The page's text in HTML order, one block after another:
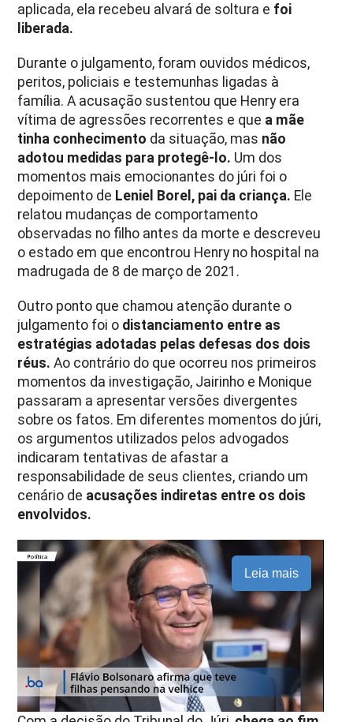
aplicada, ela recebeu alvará de soltura e foi
liberada.
Durante o julgamento, foram ouvidos médicos,
peritos, policiais e testemunhas ligadas à
família. A acusação sustentou que Henry era
vítima de agressões recorrentes e que a mãe
tinha conhecimento da situação, mas não
adotou medidas para protegê-lo. Um dos
momentos mais emocionantes do júri foi o
depoimento de Leniel Borel , pai da criança. Ele
relatou mudanças de comportamento
observadas no filho antes da morte e descreveu
o estado em que encontrou Henry no hospital na
madrugada de 8 de março de 2021.
Outro ponto que chamou atenção durante o
julgamento foi o distanciamento entre as
estratégias adotadas pelas defesas dos dois
réus. Ao contrário do que ocorreu nos primeiros
momentos da investigação, Jairinho e Monique
passaram a apresentar versões divergentes
sobre os fatos. Em diferentes momentos do júri,
os argumentos utilizados pelos advogados
indicaram tentativas de afastar a
responsabilidade de seus clientes, criando um
cenário de acusações indiretas entre os dois
envolvidos.
Leia mais